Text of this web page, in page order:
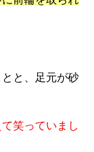
と、足元が砂
笑っていまし